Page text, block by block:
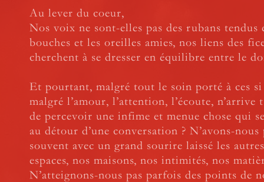
Au lever du coeur,
Nos voix ne sont-elles pas des rubans tendus
bouches et les oreilles amies, nos liens des
cherchent à se dresser en équilibre entre le
Et pourtant, malgré tout le soin porté à ces si
malgré l’amour, l’attention, l’écoute, n’arrive
de percevoir une infime et menue chose qui
au détour d’une conversation ? N’avons-
souvent avec un grand sourire laissé les
espaces, nos maisons, nos intimités, nos
N’atteignons-nous pas parfois des points de